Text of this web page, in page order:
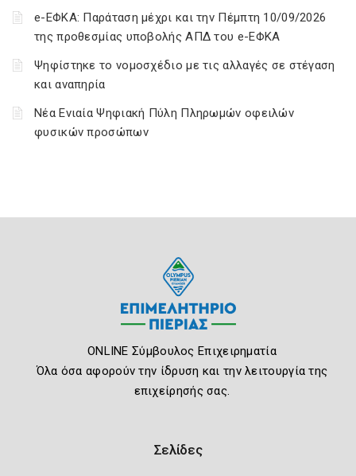
e-ΕΦΚΑ: Παράταση μέχρι και την Πέμπτη 10/09/2026
της προθεσμίας υποβολής ΑΠΔ του e-ΕΦΚΑ
Ψηφίστηκε το νομοσχέδιο με τις αλλαγές σε στέγαση
και αναπηρία
Νέα Ενιαία Ψηφιακή Πύλη Πληρωμών οφειλών
φυσικών προσώπων
ONLINE Σύμβουλος Επιχειρηματία
Όλα όσα αφορούν την ίδρυση και την λειτουργία της
επιχείρησής σας.
Σελίδες